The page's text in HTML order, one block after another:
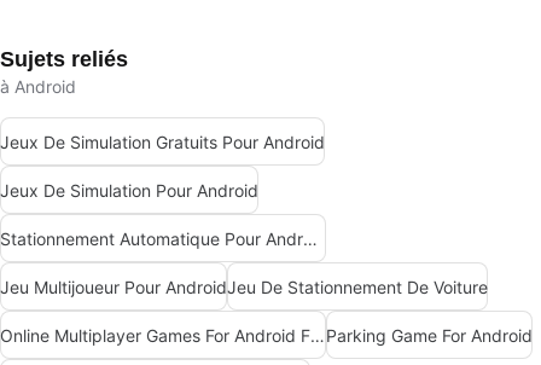
Sujets reliés
à Android
Jeux De Simulation Gratuits Pour Android
Jeux De Simulation Pour Android
Stationnement Automatique Pour Android
Jeu Multijoueur Pour AndroidJeu De Stationnement De Voiture
Online Multiplayer Games For Android FreeParking Game For Android